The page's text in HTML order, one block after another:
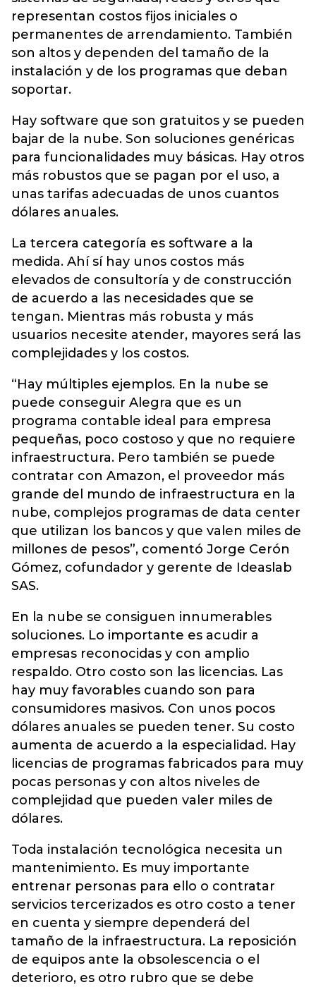
representan costos fijos iniciales o
permanentes de arrendamiento. También
son altos y dependen del tamaño de la
instalación y de los programas que deban
soportar.
Hay software que son gratuitos y se pueden
bajar de la nube. Son soluciones genéricas
para funcionalidades muy básicas. Hay otros
más robustos que se pagan por el uso, a
unas tarifas adecuadas de unos cuantos
dólares anuales.
La tercera categoría es software a la
medida. Ahí sí hay unos costos más
elevados de consultoría y de construcción
de acuerdo a las necesidades que se
tengan. Mientras más robusta y más
usuarios necesite atender, mayores será las
complejidades y los costos.
“Hay múltiples ejemplos. En la nube se
puede conseguir Alegra que es un
programa contable ideal para empresa
pequeñas, poco costoso y que no requiere
infraestructura. Pero también se puede
contratar con Amazon, el proveedor más
grande del mundo de infraestructura en la
nube, complejos programas de data center
que utilizan los bancos y que valen miles de
millones de pesos”, comentó Jorge Cerón
Gómez, cofundador y gerente de Ideaslab
SAS.
En la nube se consiguen innumerables
soluciones. Lo importante es acudir a
empresas reconocidas y con amplio
respaldo. Otro costo son las licencias. Las
hay muy favorables cuando son para
consumidores masivos. Con unos pocos
dólares anuales se pueden tener. Su costo
aumenta de acuerdo a la especialidad. Hay
licencias de programas fabricados para muy
pocas personas y con altos niveles de
complejidad que pueden valer miles de
dólares.
Toda instalación tecnológica necesita un
mantenimiento. Es muy importante
entrenar personas para ello o contratar
servicios tercerizados es otro costo a tener
en cuenta y siempre dependerá del
tamaño de la infraestructura. La reposición
de equipos ante la obsolescencia o el
deterioro, es otro rubro que se debe